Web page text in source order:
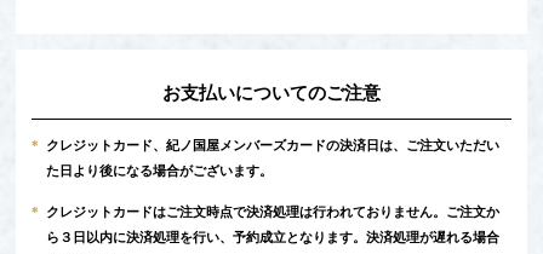
お支払いについてのご注意
*
クレジットカード、紀ノ国屋メンバーズカードの決済日は、ご注文いただい
た日より後になる場合がございます。
*
クレジットカードはご注文時点で決済処理は行われておりません。ご注文か
ら３日以内に決済処理を行い、予約成立となります。決済処理が遅れる場合